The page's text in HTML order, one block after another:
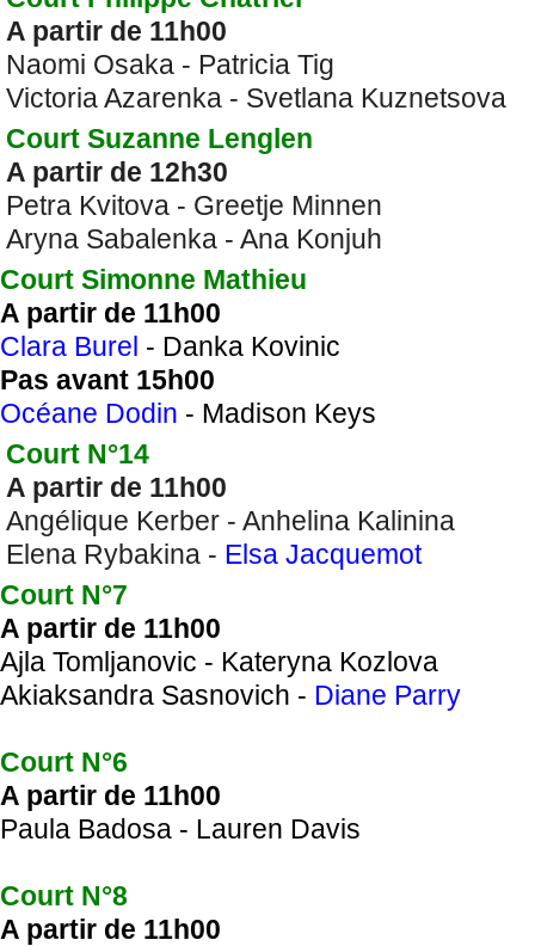
A partir de 11h00
Naomi Osaka - Patricia Tig
Victoria Azarenka - Svetlana Kuznetsova
Court Suzanne Lenglen
A partir de 12h30
Petra Kvitova - Greetje Minnen
Aryna Sabalenka - Ana Konjuh
Court Simonne Mathieu
A partir de 11h00
Clara Burel - Danka Kovinic
Pas avant 15h00
Océane Dodin - Madison Keys
Court N°14
A partir de 11h00
Angélique Kerber - Anhelina Kalinina
Elena Rybakina - Elsa Jacquemot
Court N°7
A partir de 11h00
Ajla Tomljanovic - Kateryna Kozlova
Akiaksandra Sasnovich - Diane Parry
Court N°6
A partir de 11h00
Paula Badosa - Lauren Davis
Court N°8
A partir de 11h00